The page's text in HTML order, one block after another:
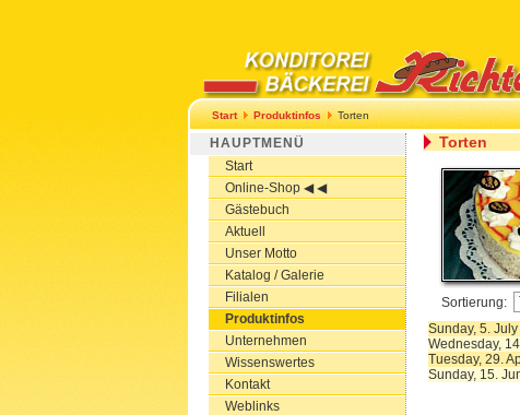
Start Produktinfos Torten
HAUPTMENÜ
Start
Online-Shop ◀ ◀
Gästebuch
Aktuell
Unser Motto
Katalog / Galerie
Filialen
Produktinfos
Unternehmen
Wissenswertes
Kontakt
Weblinks
Torten
Sortierung:
Sunday, 5.
Wednesday,
Tuesday, 29.
Sunday, 15.